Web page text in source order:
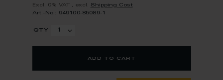
Excl. 0% VAT excl. Shipping Cost
Art.-No.: 949100-85089-1
qty
add to cart